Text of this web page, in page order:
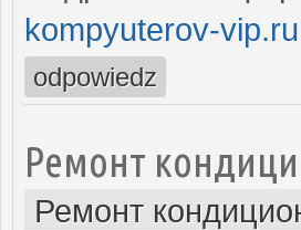
kompyuterov-vip.ru
odpowiedz
Ремонт
Ремонт